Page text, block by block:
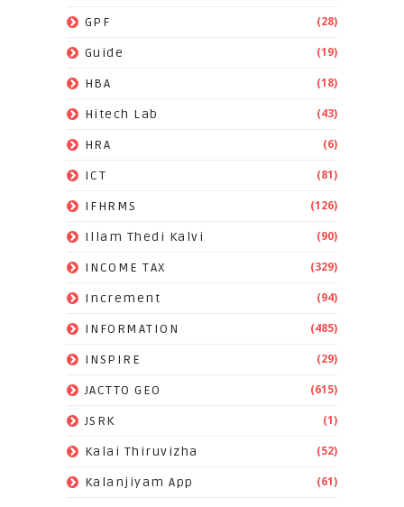
GPF (28)
Guide (19)
HBA (18)
Hitech Lab (43)
HRA (6)
ICT (81)
IFHRMS (126)
Illam Thedi Kalvi (90)
INCOME TAX (329)
Increment (94)
INFORMATION (485)
INSPIRE (29)
JACTTO GEO (615)
JSRK (1)
Kalai Thiruvizha (52)
Kalanjiyam App (61)